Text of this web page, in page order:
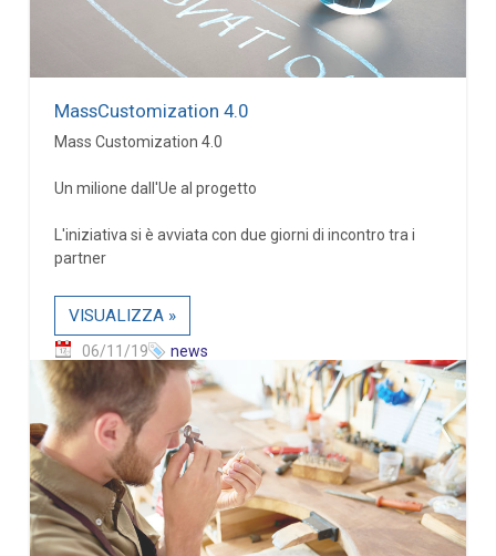
MassCustomization 4.0
Mass Customization 4.0
Un milione dall'Ue al progetto
L'iniziativa si è avviata con due giorni di incontro tra i
partner
VISUALIZZA »
06/11/19 news